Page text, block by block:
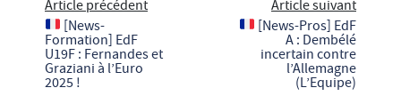
Article précédent
[News-
Formation] EdF
U19F : Fernandes et
Graziani à l’Euro
2025 !
Article suivant
[News-Pros] EdF
A : Dembélé
incertain contre
l’Allemagne
(L’Equipe)